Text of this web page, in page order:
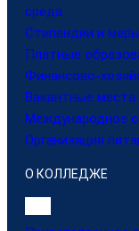
среда
Стипендии и
Платные
Финансово-
Вакантные места
Международное
Организация
О КОЛЛЕДЖЕ